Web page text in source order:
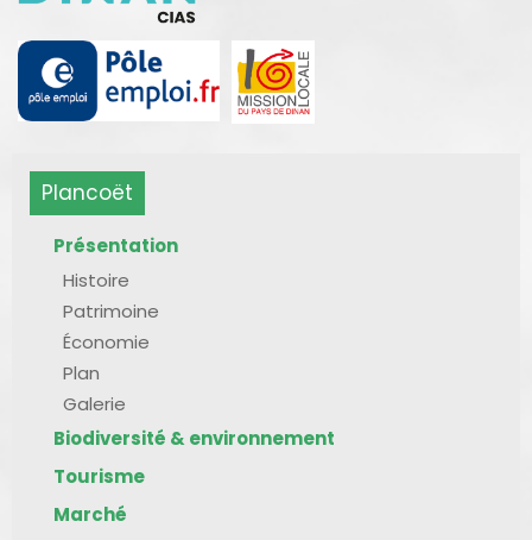
Plancoët
Présentation
Histoire
Patrimoine
Économie
Plan
Galerie
Biodiversité & environnement
Tourisme
Marché